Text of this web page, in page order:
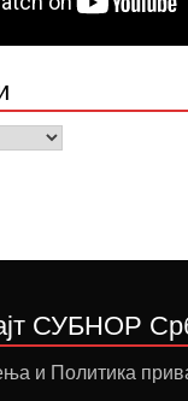
СУБНОР
и Политика